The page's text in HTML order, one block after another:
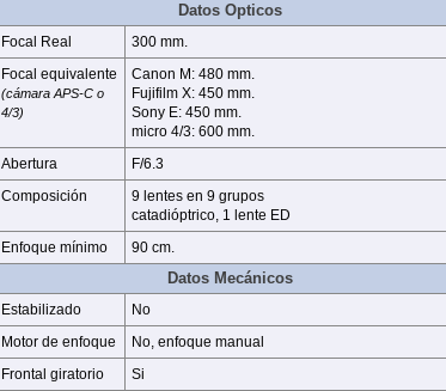
Datos Opticos
Focal Real
300 mm.
Focal equivalente
(cámara APS-C o
4/3)
Canon M: 480 mm.
Fujifilm X: 450 mm.
Sony E: 450 mm.
micro 4/3: 600 mm.
Abertura
F/6.3
Composición
9 lentes en 9 grupos
catadióptrico, 1 lente ED
Enfoque mínimo
90 cm.
Datos Mecánicos
Estabilizado
No
Motor de enfoque
No, enfoque manual
Frontal giratorio
Si